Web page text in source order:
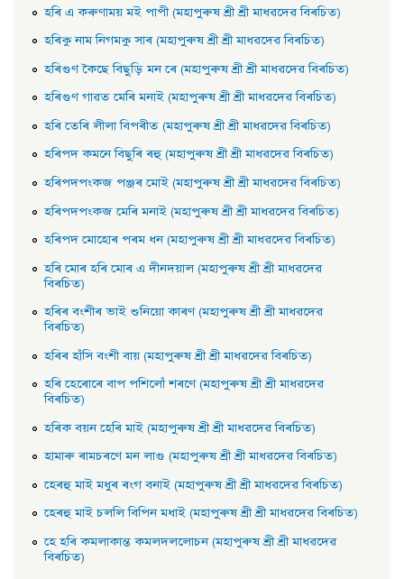
হৰি এ কৰুণাময় মই পাপী (মহাপুৰুষ শ্ৰী শ্ৰী মাধৱদেৱ বিৰচিত)
হৰিকু নাম নিগমকু সাৰ (মহাপুৰুষ শ্ৰী শ্ৰী মাধৱদেৱ বিৰচিত)
হৰিগুণ কৈছে বিছুড়ি মন ৰে (মহাপুৰুষ শ্ৰী শ্ৰী মাধৱদেৱ বিৰচিত)
হৰিগুণ গাৱত মেৰি মনাই (মহাপুৰুষ শ্ৰী শ্ৰী মাধৱদেৱ বিৰচিত)
হৰি তেৰি লীলা বিপৰীত (মহাপুৰুষ শ্ৰী শ্ৰী মাধৱদেৱ বিৰচিত)
হৰিপদ কমনে বিছুৰি ৰহু (মহাপুৰুষ শ্ৰী শ্ৰী মাধৱদেৱ বিৰচিত)
হৰিপদপংকজ পঞ্জৰ মােই (মহাপুৰুষ শ্ৰী শ্ৰী মাধৱদেৱ বিৰচিত)
হৰিপদপংকজ মেৰি মনাই (মহাপুৰুষ শ্ৰী শ্ৰী মাধৱদেৱ বিৰচিত)
হৰিপদ মােহােৰ পৰম ধন (মহাপুৰুষ শ্ৰী শ্ৰী মাধৱদেৱ বিৰচিত)
হৰি মােৰ হৰি মােৰ এ দীনদয়াল (মহাপুৰুষ শ্ৰী শ্ৰী মাধৱদেৱ
বিৰচিত)
হৰিৰ বংশীৰ ভাই শুনিয়াে কাৰণ (মহাপুৰুষ শ্ৰী শ্ৰী মাধৱদেৱ
বিৰচিত)
হৰিৰ হাঁসি বংশী বায় (মহাপুৰুষ শ্ৰী শ্ৰী মাধৱদেৱ বিৰচিত)
হৰি হেৰােৰে বাপ পশিলোঁ শৰণে (মহাপুৰুষ শ্ৰী শ্ৰী মাধৱদেৱ
বিৰচিত)
হৰিক বয়ন হেৰি মাই (মহাপুৰুষ শ্ৰী শ্ৰী মাধৱদেৱ বিৰচিত)
হামাৰু ৰামচৰণে মন লাগু (মহাপুৰুষ শ্ৰী শ্ৰী মাধৱদেৱ বিৰচিত)
হেৰহু মাই মধুৰ ৰংগ বনাই (মহাপুৰুষ শ্ৰী শ্ৰী মাধৱদেৱ বিৰচিত)
হেৰহু মাই চললি বিপিন মধাই (মহাপুৰুষ শ্ৰী শ্ৰী মাধৱদেৱ বিৰচিত)
হে হৰি কমলাকান্ত কমলদললােচন (মহাপুৰুষ শ্ৰী শ্ৰী মাধৱদেৱ
বিৰচিত)